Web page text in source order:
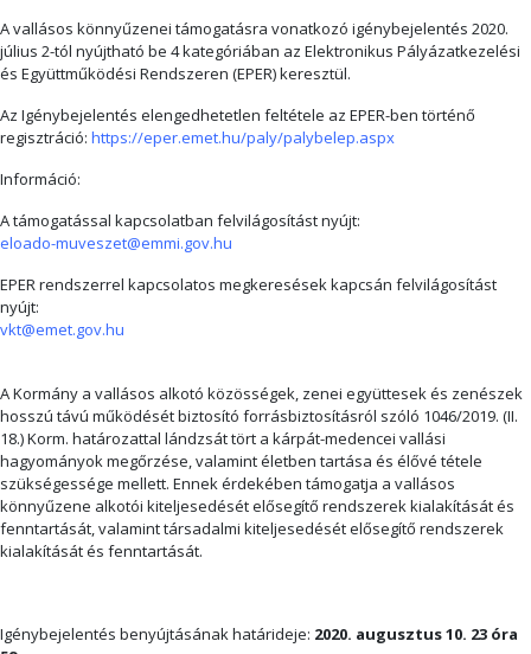
A vallásos könnyűzenei támogatásra vonatkozó igénybejelentés 2020.
július 2-tól nyújtható be 4 kategóriában az Elektronikus Pályázatkezelési
és Együttműködési Rendszeren (EPER) keresztül.
Az Igénybejelentés elengedhetetlen feltétele az EPER-ben történő
regisztráció: https://eper.emet.hu/paly/palybelep.aspx
Információ:
A támogatással kapcsolatban felvilágosítást nyújt:
eloado-muveszet@emmi.gov.hu
EPER rendszerrel kapcsolatos megkeresések kapcsán felvilágosítást
nyújt:
vkt@emet.gov.hu
A Kormány a vallásos alkotó közösségek, zenei együttesek és zenészek
hosszú távú működését biztosító forrásbiztosításról szóló 1046/2019. (II.
18.) Korm. határozattal lándzsát tört a kárpát-medencei vallási
hagyományok megőrzése, valamint életben tartása és élővé tétele
szükségessége mellett. Ennek érdekében támogatja a vallásos
könnyűzene alkotói kiteljesedését elősegítő rendszerek kialakítását és
fenntartását, valamint társadalmi kiteljesedését elősegítő rendszerek
kialakítását és fenntartását.
Igénybejelentés benyújtásának határideje: 2020. augusztus 10. 23 óra